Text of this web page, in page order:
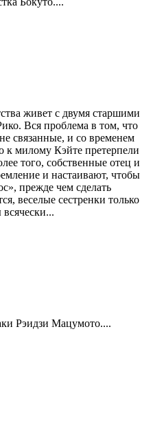
живет с двумя старшими
Вся проблема в том, что
связанные, и со временем
к милому Кэйте претерпели
того, собственные отец и
и настаивают, чтобы
прежде чем сделать
веселые сестренки только
Рэидзи Мацумото....